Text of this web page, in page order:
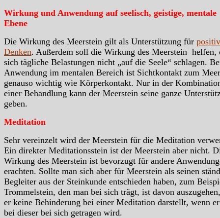
Wirkung und Anwendung auf seelisch, geistige, mentale
Ebene
Die Wirkung des Meerstein gilt als Unterstützung für
Denken. Außerdem soll die Wirkung des Meerstein helfen,
sich tägliche Belastungen nicht „auf die Seele“ schlagen.
Anwendung im mentalen Bereich ist Sichtkontakt zum
genauso wichtig wie Körperkontakt. Nur in der
einer Behandlung kann der Meerstein seine ganze
geben.
Meditation
Sehr vereinzelt wird der Meerstein für die Meditation
Ein direkter Meditationsstein ist der Meerstein aber nicht.
Wirkung des Meerstein ist bevorzugt für andere
erachten. Sollte man sich aber für Meerstein als seinen
Begleiter aus der Steinkunde entschieden haben, zum
Trommelstein, den man bei sich trägt, ist davon
er keine Behinderung bei einer Meditation darstellt, wenn
bei dieser bei sich getragen wird.